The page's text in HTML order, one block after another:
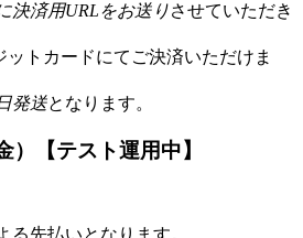
決済用URLをお送りさせていただき
ットカードにてご決済いただけま
発送となります。
）【テスト運用中】
る先払いとなります。